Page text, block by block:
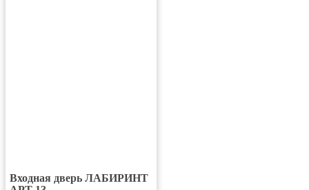
Входная дверь ЛАБИРИНТ